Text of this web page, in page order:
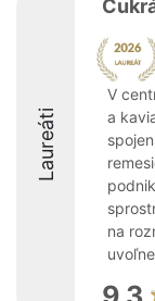
Laureáti
V
a
na